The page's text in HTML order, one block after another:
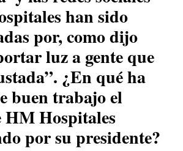
han sido
por, como dijo
luz a gente que
¿En qué ha
buen trabajo el
HM Hospitales
por su presidente?